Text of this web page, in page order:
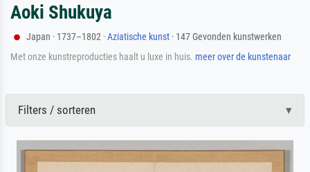
Aoki Shukuya
Japan · 1737–1802 ·Aziatische kunst · 147 Gevonden kunstwerken
Met onze kunstreproducties haalt u luxe in huis. meer over de kunstenaar
Filters / sorteren